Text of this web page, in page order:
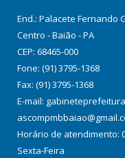
End.: Palacete Fernando
Centro - Baião - PA
CEP: 68465-000
Fone: (91) 3795-1368
Fax: (91) 3795-1368
E-mail:
Horário de atendimento:
Sexta-Feira